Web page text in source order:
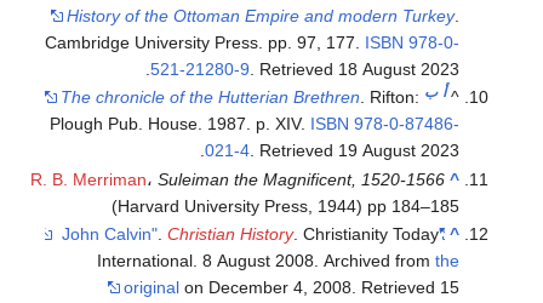
History of the Ottoman Empire and modern Turkey.
Cambridge University Press. pp. 97, 177. ISBN 978-0-
521-21280-9 . Retrieved 18 August 2023
.
^أ ب The chronicle of the Hutterian Brethren. Rifton:
Plough Pub. House. 1987. p. XIV. ISBN 978-0-87486-
021-4. Retrieved 19 August 2023
.
^
R. B. Merriman،Suleiman the Magnificent, 1520-1566
(Harvard University Press, 1944) pp 184–185
^
"John Calvin"
.Christian History. Christianity Today
International. 8 August 2008. Archived fromthe
original on December 4, 2008 . Retrieved 15